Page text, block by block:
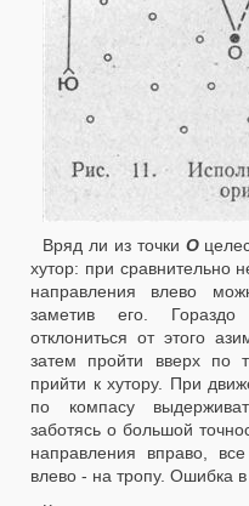
Вряд ли из точки О
хутор: при сравнительно
направления влево
заметив его. Гораздо
отклониться от этого
затем пройти вверх по
прийти к хутору. При
по компасу
заботясь о большой
направления вправо,
влево - на тропу. Ошибка в